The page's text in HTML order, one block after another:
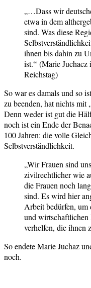
„…Dass wir
etwa in dem
sind. Was diese
ihnen bis dahin zu
ist.“ (Marie Juchacz
Reichstag)
So war es damals und so
zu beenden, hat nichts
Denn weder ist gut die
noch ist ein Ende der
100 Jahren: die volle
Selbstverständlichkeit.
„Wir Frauen sind
zivilrechtlicher wie
die Frauen noch
sind. Es wird hier
Arbeit bedürfen, um
und wirtschaftlichen
verhelfen, die ihnen
So endete Marie Juchaz
noch.